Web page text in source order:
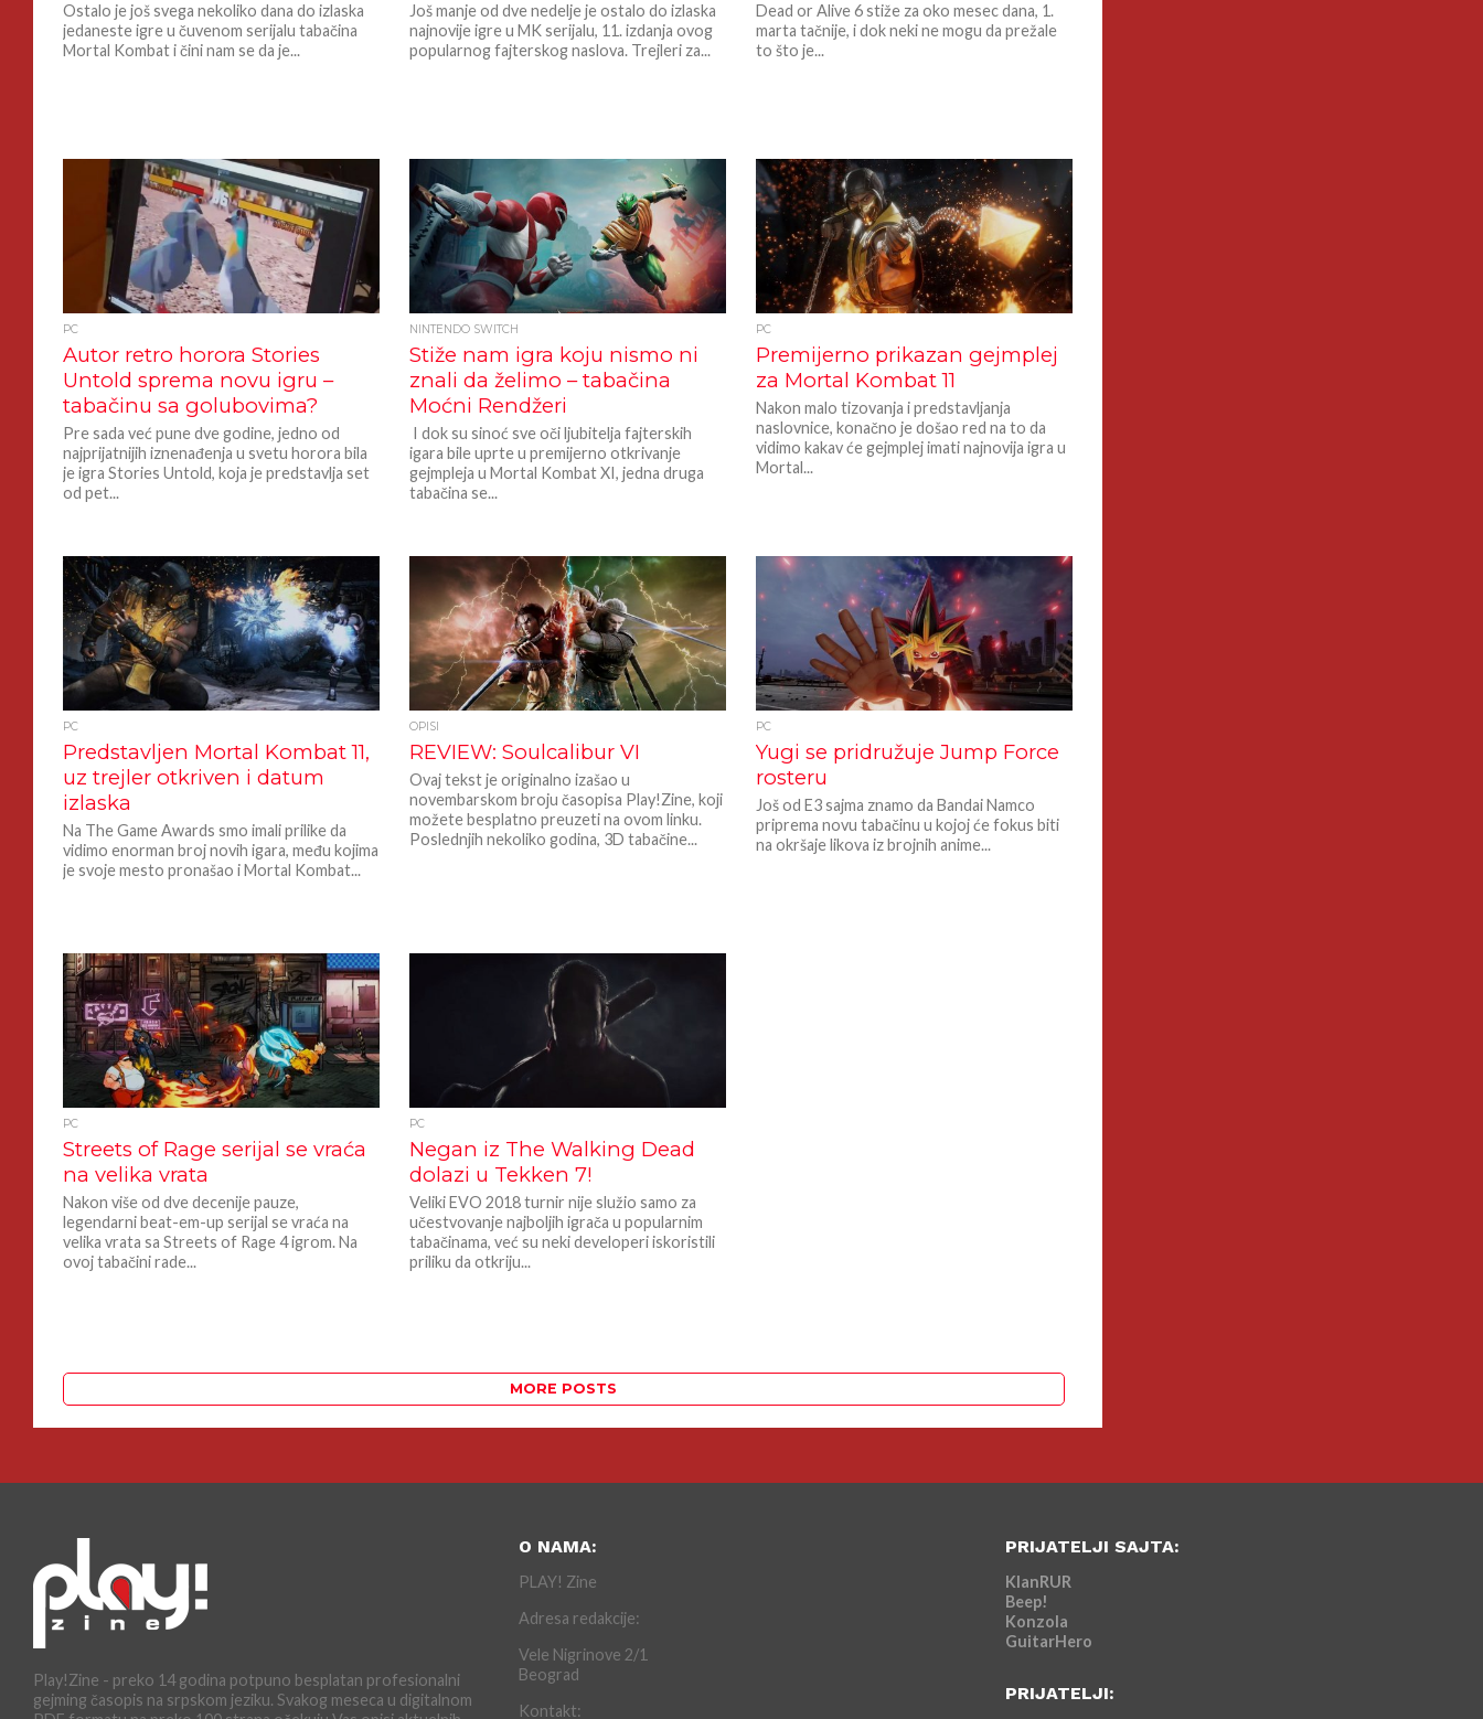
Ostalo je još svega nekoliko dana do izlaska
jedaneste igre u čuvenom serijalu tabačina
Mortal Kombat i čini nam se da je...
Još manje od dve nedelje je ostalo do izlaska
najnovije igre u MK serijalu, 11. izdanja ovog
popularnog fajterskog naslova. Trejleri za...
Dead or Alive 6 stiže za oko mesec dana, 1.
marta tačnije, i dok neki ne mogu da prežale
to što je...
PC
Autor retro horora Stories
Untold sprema novu igru –
tabačinu sa golubovima?
Pre sada već pune dve godine, jedno od
najprijatnijih iznenađenja u svetu horora bila
je igra Stories Untold, koja je predstavlja set
od pet...
NINTENDO SWITCH
Stiže nam igra koju nismo ni
znali da želimo – tabačina
Moćni Rendžeri
I dok su sinoć sve oči ljubitelja fajterskih
igara bile uprte u premijerno otkrivanje
gejmpleja u Mortal Kombat XI, jedna druga
tabačina se...
PC
Premijerno prikazan gejmplej
za Mortal Kombat 11
Nakon malo tizovanja i predstavljanja
naslovnice, konačno je došao red na to da
vidimo kakav će gejmplej imati najnovija igra u
Mortal...
PC
Predstavljen Mortal Kombat 11,
uz trejler otkriven i datum
izlaska
Na The Game Awards smo imali prilike da
vidimo enorman broj novih igara, među kojima
je svoje mesto pronašao i Mortal Kombat...
OPISI
REVIEW: Soulcalibur VI
Ovaj tekst je originalno izašao u
novembarskom broju časopisa Play!Zine, koji
možete besplatno preuzeti na ovom linku.
Poslednjih nekoliko godina, 3D tabačine...
PC
Yugi se pridružuje Jump Force
rosteru
Još od E3 sajma znamo da Bandai Namco
priprema novu tabačinu u kojoj će fokus biti
na okršaje likova iz brojnih anime...
PC
Streets of Rage serijal se vraća
na velika vrata
Nakon više od dve decenije pauze,
legendarni beat-em-up serijal se vraća na
velika vrata sa Streets of Rage 4 igrom. Na
ovoj tabačini rade...
PC
Negan iz The Walking Dead
dolazi u Tekken 7!
Veliki EVO 2018 turnir nije služio samo za
učestvovanje najboljih igrača u popularnim
tabačinama, već su neki developeri iskoristili
priliku da otkriju...
MORE POSTS
Play!Zine - preko 14 godina potpuno besplatan profesionalni
gejming časopis na srpskom jeziku. Svakog meseca u digitalnom
O NAMA:
PLAY! Zine
Adresa redakcije:
Vele Nigrinove 2/1
Beograd
Kontakt:
PRIJATELJI SAJTA:
KlanRUR
Beep!
Konzola
GuitarHero
PRIJATELJI: